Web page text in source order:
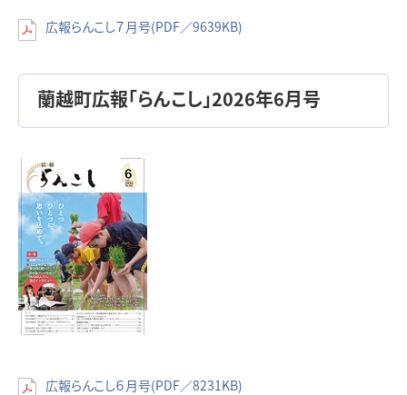
広報らんこし７月号(PDF／9639KB)
蘭越町広報「らんこし」2026年6月号
広報らんこし６月号(PDF／8231KB)